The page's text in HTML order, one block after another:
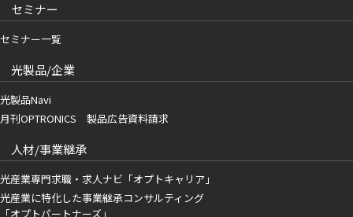
セミナー
セミナー一覧
光製品/企業
光製品Navi
月刊OPTRONICS 製品広告資料請求
人材/事業継承
光産業専門求職・求人ナビ「オプトキャリア」
光産業に特化した事業継承コンサルティング
「オプトパートナーズ」